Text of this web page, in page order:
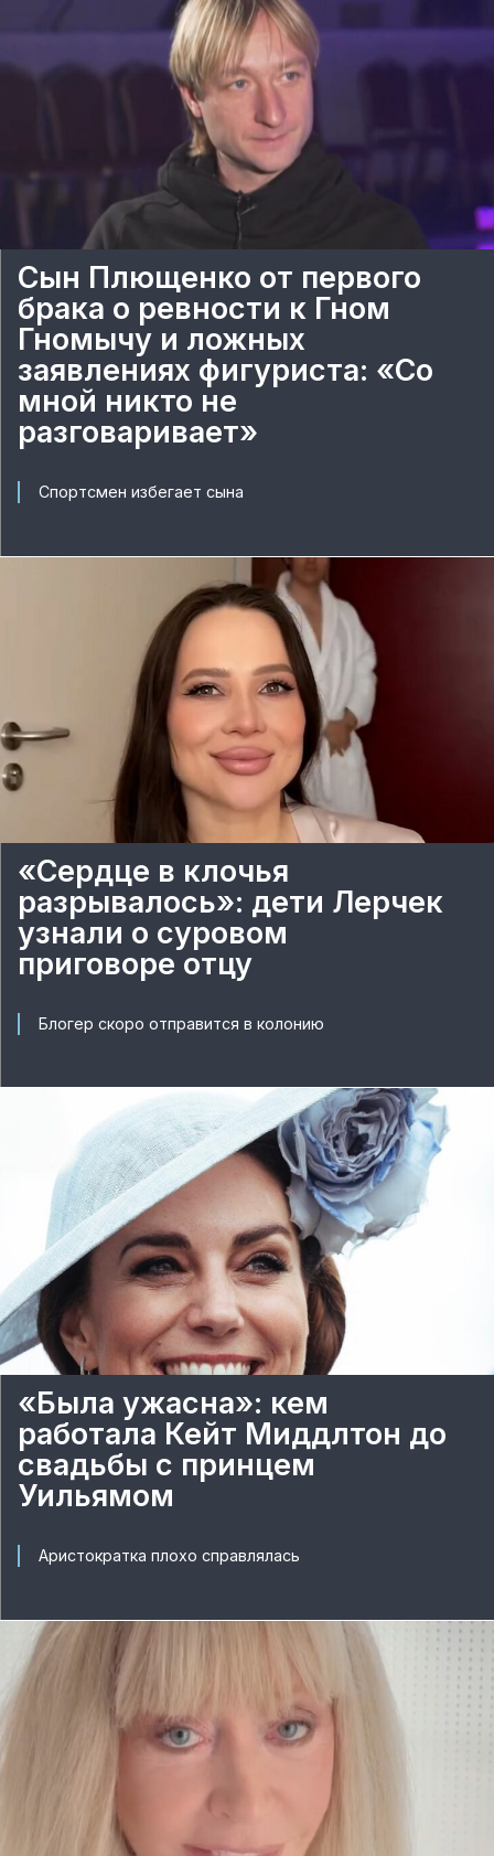
Сын Плющенко от первого
брака о ревности к Гном
Гномычу и ложных
заявлениях фигуриста: «Со
мной никто не
разговаривает»
Спортсмен избегает сына
«Сердце в клочья
разрывалось»: дети Лерчек
узнали о суровом
приговоре отцу
Блогер скоро отправится в колонию
«Была ужасна»: кем
работала Кейт Миддлтон до
свадьбы с принцем
Уильямом
Аристократка плохо справлялась